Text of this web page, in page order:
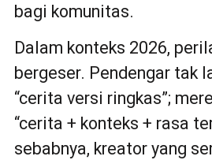
bagi komunitas.
Dalam konteks 2026,
bergeser. Pendengar tak
“cerita versi ringkas”;
“cerita + konteks + rasa
sebabnya, kreator yang